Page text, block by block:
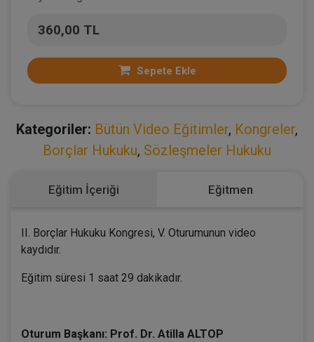
360,00 TL
Sepete Ekle
Kategoriler: Bütün Video Eğitimler, Kongreler,
Borçlar Hukuku, Sözleşmeler Hukuku
Eğitim İçeriği Eğitmen
II. Borçlar Hukuku Kongresi, V. Oturumunun video
kaydıdır.
Eğitim süresi 1 saat 29 dakikadır.
Oturum Başkanı: Prof. Dr. Atilla ALTOP